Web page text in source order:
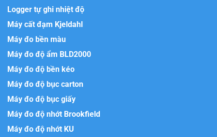
Logger tự ghi nhiệt độ
Máy cất đạm Kjeldahl
Máy đo bền màu
Máy đo độ ẩm BLD2000
Máy đo độ bền kéo
Máy đo độ bục carton
Máy đo độ bục giấy
Máy đo độ nhớt Brookfield
Máy đo độ nhớt KU